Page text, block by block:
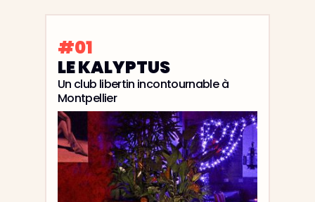
#01
LE KALYPTUS
Un club libertin incontournable à
Montpellier